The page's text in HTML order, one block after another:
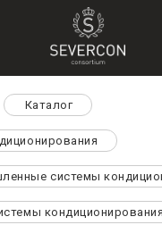
Каталог
системы
кондиционирования